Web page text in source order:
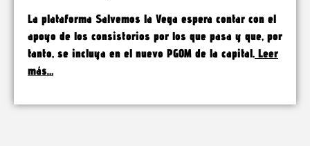
La plataforma Salvemos la Vega espera contar con el
apoyo de los consistorios por los que pasa y que, por
tanto, se incluya en el nuevo PGOM de la capital. Leer
más…